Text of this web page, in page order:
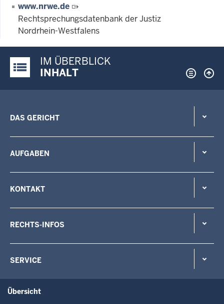
www.nrwe.de
Rechtsprechungsdatenbank der Justiz
Nordrhein-Westfalens
Justiz-Portal im Überblick:
IM ÜBERBLICK
INHALT
DAS GERICHT
AUFGABEN
KONTAKT
RECHTS-INFOS
SERVICE
Übersicht